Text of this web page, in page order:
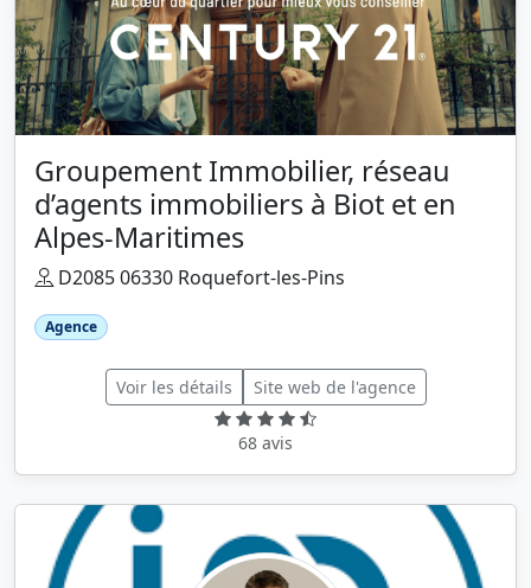
Groupement Immobilier, réseau
d’agents immobiliers à Biot et en
Alpes-Maritimes
D2085 06330 Roquefort-les-Pins
Agence
Voir les détails Site web de l'agence
68 avis